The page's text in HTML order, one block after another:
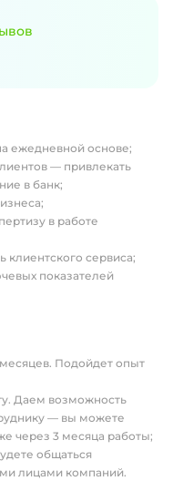
ежедневной основе;
— привлекать
в банк;
в работе
сервиса;
показателей
Подойдет опыт
Даем возможность
— вы можете
через 3 месяца работы;
общаться
лицами компаний.